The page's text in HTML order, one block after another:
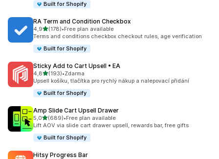
Built for Shopify
RA Term and Condition Checkbox
4,9z 5 hvězd
(178)
Celkový počet recenzí: 178
•Free plan available
Terms and conditions checkbox checkout rules, age verification
Built for Shopify
Sticky Add to Cart Upsell • EA
4,8z 5 hvězd
(193)
Celkový počet recenzí: 193
•Zdarma
Upsell košíku, tlačítka pro rychlý nákup a nalepovací přidání
Built for Shopify
Amp Slide Cart Upsell Drawer
5,0z 5 hvězd
(689)
Celkový počet recenzí: 689
•Free plan available
Lift AOV via slide cart drawer upsell, rewards bar, free gifts
Built for Shopify
Hitsy Progress Bar